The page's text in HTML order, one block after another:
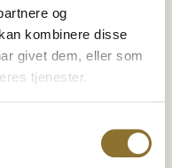
og
kombinere disse
givet dem, eller som
tjenester.
Karamel Mix
VARIANTER
+